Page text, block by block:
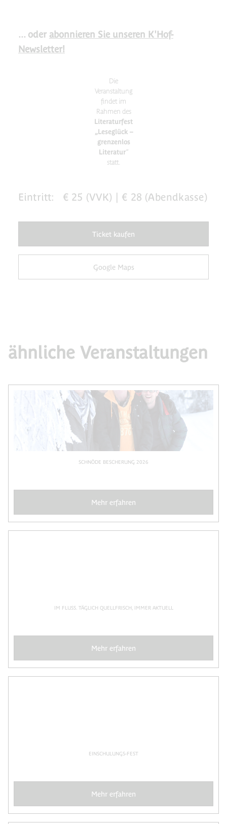
... oder abonnieren Sie unseren K'Hof-
Newsletter!
Die
Veranstaltung
findet im
Rahmen des
Literaturfest
„Leseglück –
grenzenlos
Literatur“
statt.
Eintritt: € 25 (VVK) | € 28 (Abendkasse)
Ticket kaufen
Google Maps
ähnliche Veranstaltungen
SCHNÖDE BESCHERUNG 2026
Mehr erfahren
IM FLUSS. TÄGLICH QUELLFRISCH, IMMER AKTUELL
Mehr erfahren
EINSCHULUNGS-FEST
Mehr erfahren